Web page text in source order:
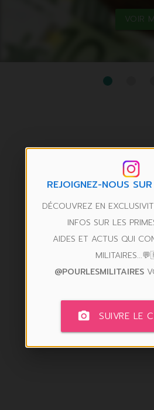
REJOIGNEZ-NOUS
DÉCOUVREZ EN
INFOS SUR LES
AIDES ET ACTUS QUI
@POURLESMILITAIRES
camera_alt SUIVRE LE